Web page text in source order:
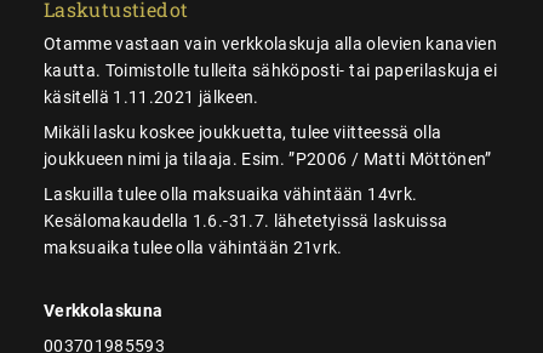
Laskutustiedot
Otamme vastaan vain verkkolaskuja alla olevien kanavien
kautta. Toimistolle tulleita sähköposti- tai paperilaskuja ei
käsitellä 1.11.2021 jälkeen.
Mikäli lasku koskee joukkuetta, tulee viitteessä olla
joukkueen nimi ja tilaaja. Esim. ”P2006 / Matti Möttönen”
Laskuilla tulee olla maksuaika vähintään 14vrk.
Kesälomakaudella 1.6.-31.7. lähetetyissä laskuissa
maksuaika tulee olla vähintään 21vrk.
Verkkolaskuna
003701985593